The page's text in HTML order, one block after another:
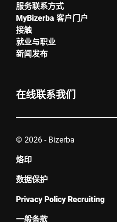
服务联系方式
MyBizerba 客户门户
接触
就业与职业
新闻发布
在线联系我们
© 2026 - Bizerba
烙印
数据保护
Privacy Policy Recruiting
一般条款